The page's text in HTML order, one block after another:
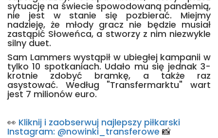
sytuację na świecie spowodowaną pandemią,
nie jest w stanie się pozbierać. Miejmy
nadzieję, że młody gracz nie będzie musiał
zastąpić Słoweńca, a stworzy z nim niezwykle
silny duet.
Sam Lammers wystąpił w ubiegłej kampanii w
tylko 10 spotkaniach. Udało mu się jednak 3-
krotnie zdobyć bramkę, a także raz
asystować. Według "Transfermarktu" wart
jest 7 milionów euro.
👀 Kliknij i zaobserwuj najlepszy piłkarski
Instagram: @nowinki_transferowe 📸